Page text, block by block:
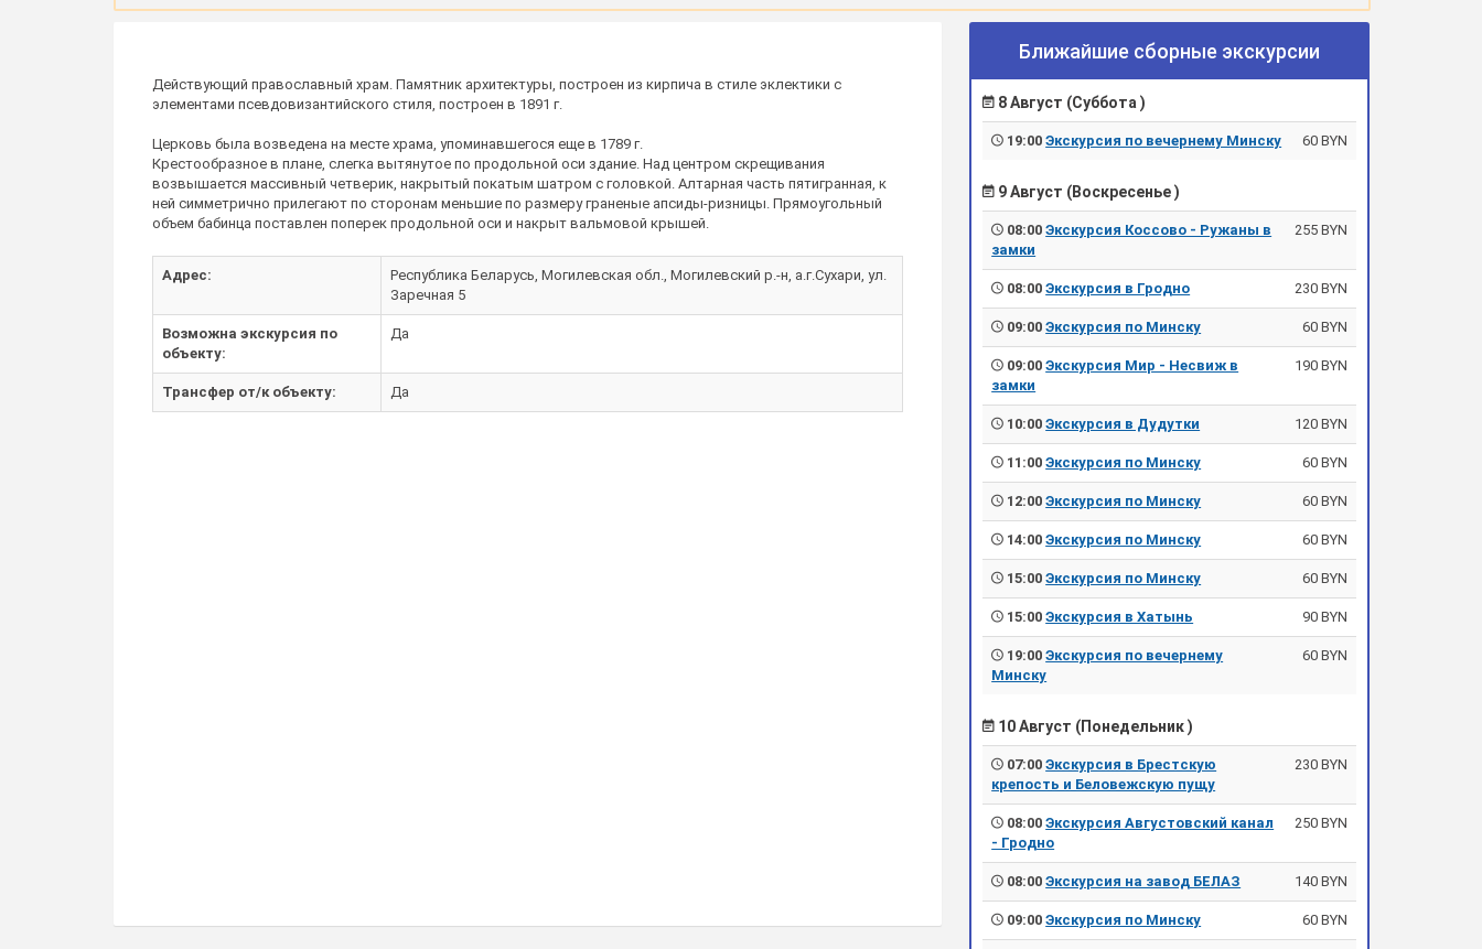
Действующий православный храм. Памятник архитектуры, построен из кирпича в стиле эклектики с
элементами псевдовизантийского стиля, построен в 1891 г.
Церковь была возведена на месте храма, упоминавшегося еще в 1789 г.
Крестообразное в плане, слегка вытянутое по продольной оси здание. Над центром скрещивания
возвышается массивный четверик, накрытый покатым шатром с головкой. Алтарная часть пятигранная, к
ней симметрично прилегают по сторонам меньшие по размеру граненые апсиды-ризницы. Прямоугольный
объем бабинца поставлен поперек продольной оси и накрыт вальмовой крышей.
Адрес:
Республика Беларусь, Могилевская обл., Могилевский р.-н, а.г.Сухари, ул.
Заречная 5
Возможна экскурсия по
объекту:
Да
Трансфер от/к объекту: Да
Ближайшие сборные экскурсии
8 Август (Суббота )
19:00Экскурсия по вечернему Минску 60 BYN
9 Август (Воскресенье )
08:00Экскурсия Коссово - Ружаны в
замки
255 BYN
08:00Экскурсия в Гродно 230 BYN
09:00Экскурсия по Минску 60 BYN
09:00Экскурсия Мир - Несвиж в
замки
190 BYN
10:00Экскурсия в Дудутки 120 BYN
11:00Экскурсия по Минску 60 BYN
12:00Экскурсия по Минску 60 BYN
14:00Экскурсия по Минску 60 BYN
15:00Экскурсия по Минску 60 BYN
15:00Экскурсия в Хатынь 90 BYN
19:00Экскурсия по вечернему
Минску
60 BYN
10 Август (Понедельник )
07:00Экскурсия в Брестскую
крепость и Беловежскую пущу
230 BYN
08:00Экскурсия Августовский канал
- Гродно
250 BYN
08:00Экскурсия на завод БЕЛАЗ 140 BYN
09:00Экскурсия по Минску 60 BYN